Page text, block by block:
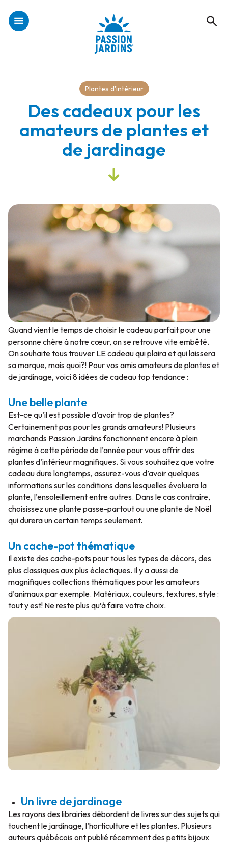
Plantes d'intérieur
Des cadeaux pour les
amateurs de plantes et
de jardinage
Quand vient le temps de choisir le cadeau parfait pour une
personne chère à notre cœur, on se retrouve vite embêté.
On souhaite tous trouver LE cadeau qui plaira et qui laissera
sa marque, mais quoi?! Pour vos amis amateurs de plantes et
de jardinage, voici 8 idées de cadeau top tendance :
Une belle plante
Est-ce qu’il est possible d’avoir trop de plantes?
Certainement pas pour les grands amateurs! Plusieurs
marchands Passion Jardins fonctionnent encore à plein
régime à cette période de l’année pour vous offrir des
plantes d’intérieur magnifiques. Si vous souhaitez que votre
cadeau dure longtemps, assurez-vous d’avoir quelques
informations sur les conditions dans lesquelles évoluera la
plante, l’ensoleillement entre autres. Dans le cas contraire,
choisissez une plante passe-partout ou une plante de Noël
qui durera un certain temps seulement.
Un cache-pot thématique
Il existe des cache-pots pour tous les types de décors, des
plus classiques aux plus éclectiques. Il y a aussi de
magnifiques collections thématiques pour les amateurs
d’animaux par exemple. Matériaux, couleurs, textures, style :
tout y est! Ne reste plus qu’à faire votre choix.
Un livre de jardinage
Les rayons des librairies débordent de livres sur des sujets qui
touchent le jardinage, l’horticulture et les plantes. Plusieurs
auteurs québécois ont publié récemment des petits bijoux